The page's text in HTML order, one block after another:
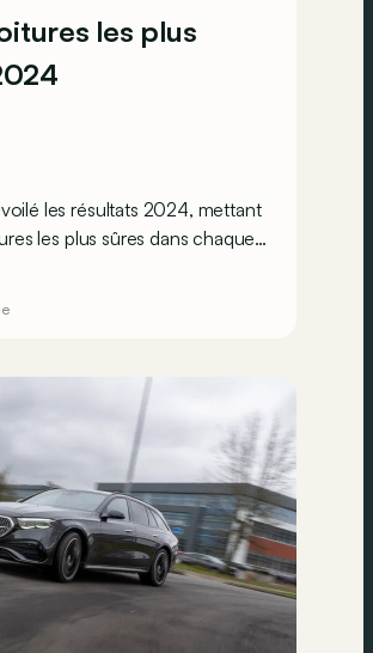
les plus
les résultats 2024, mettant
les plus sûres dans chaque